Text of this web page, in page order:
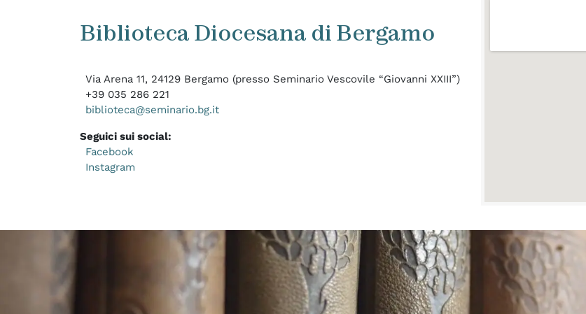
Biblioteca Diocesana di Bergamo
Via Arena 11, 24129 Bergamo (presso Seminario Vescovile “Giovanni XXIII”)
+39 035 286 221
biblioteca@seminario.bg.it
Seguici sui social:
Facebook
Instagram